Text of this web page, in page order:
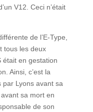
V12. Ceci n’était
de l’E-Type,
tous les deux
était en gestation
Ainsi, c’est la
par Lyons avant sa
sa mort en
de son